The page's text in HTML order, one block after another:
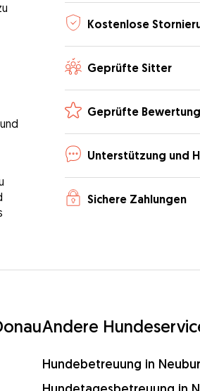
Kostenlose
Geprüfte Sitter
Geprüfte
Unterstützung und
Sichere Zahlungen
Andere
Hundebetreuung in